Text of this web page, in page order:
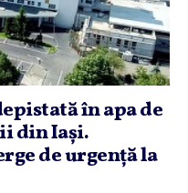
în apa de
din Iaşi.
de urgenţă la